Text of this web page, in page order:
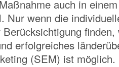
auch in
Nur wenn die
erfolgreiches
(SEM) ist möglich.